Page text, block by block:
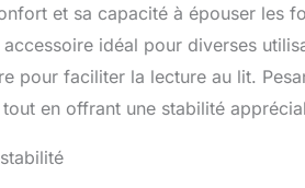
qui n'est ni trop
juste la bonne
satisfaction du
des problèmes
répondrons
et sa capacité à épouser les
idéal pour diverses
pour faciliter la lecture au lit.
en offrant une stabilité